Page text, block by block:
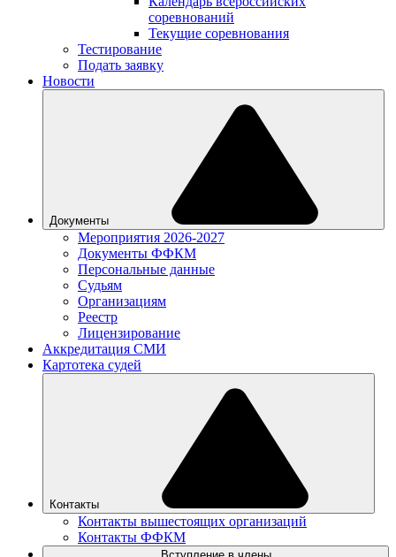
соревнований
Текущие соревнования
Тестирование
Подать заявку
Новости
Документы
Мероприятия 2026-2027
Документы ФФКМ
Персональные данные
Судьям
Организациям
Реестр
Лицензирование
Аккредитация СМИ
Картотека судей
Контакты
Контакты вышестоящих организаций
Контакты ФФКМ